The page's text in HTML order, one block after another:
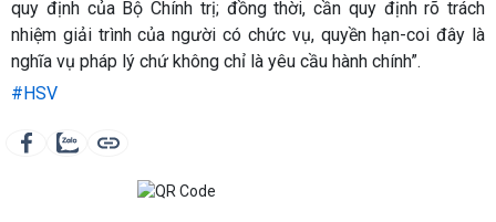
quy định của Bộ Chính trị; đồng thời, cần quy định rõ trách
nhiệm giải trình của người có chức vụ, quyền hạn-coi đây là
nghĩa vụ pháp lý chứ không chỉ là yêu cầu hành chính”.
#HSV